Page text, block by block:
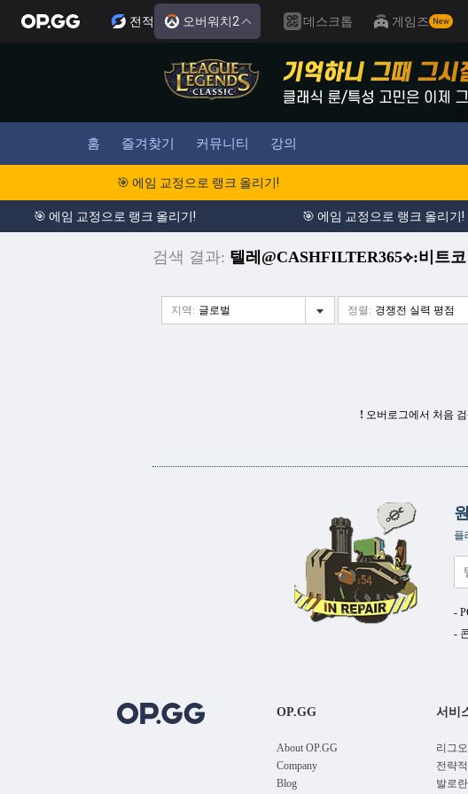
전적 오버워치2 데스크톱 게임즈 New
홈 즐겨찾기 커뮤니티 강의
🎯 에임 교정으로 랭크 올리기!
🎯 에임 교정으로 랭크 올리기! 🎯 에임 교정으로 랭크 올리기!
검색 결과: 텔레@CASHFILTER365⟡:비트
지역: 글로벌 정렬: 경쟁전 실력 평점
! 오버로그에서 처음
플
-
-
OP.GG
About OP.GG
Company
Blog
서비
리그
전략
발로